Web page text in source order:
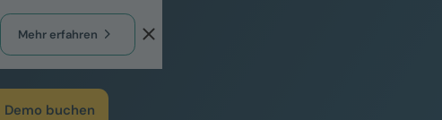
Mehr erfahren
Demo buchen